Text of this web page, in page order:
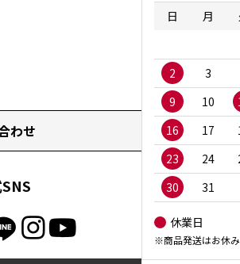
わせ
日
月
2
3
9
10
16
17
23
24
30
31
休業日
※商品発送はお休